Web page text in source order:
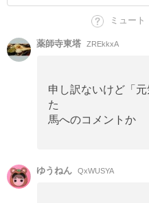
ミュー
薬師寺東塔 ZREkkxA
申し訳ないけど「
た
馬へのコメントか
ゆうねん QxWUSYA